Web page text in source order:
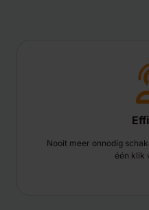
Nooit meer onnodig
één klik